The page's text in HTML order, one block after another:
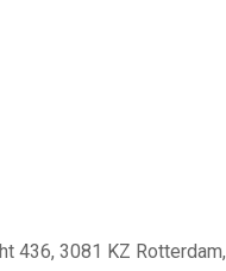
436, 3081 KZ Rotterdam,